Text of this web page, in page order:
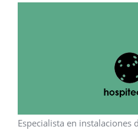
Especialista en instalaciones